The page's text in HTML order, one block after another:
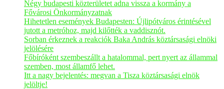
Négy budapesti közterületet adna vissza a kormány a
Fővárosi Önkormányzatnak
Hihetetlen események Budapesten: Újlipótváros érintésével
jutott a metróhoz, majd kilőtték a vaddisznót.
Sorban érkeznek a reakciók Baka András köztársasági elnöki
jelölésére
Főbíróként szembeszállt a hatalommal, pert nyert az állammal
szemben, most államfő lehet.
Itt a nagy bejelentés: megvan a Tisza köztársasági elnök
jelöltje!